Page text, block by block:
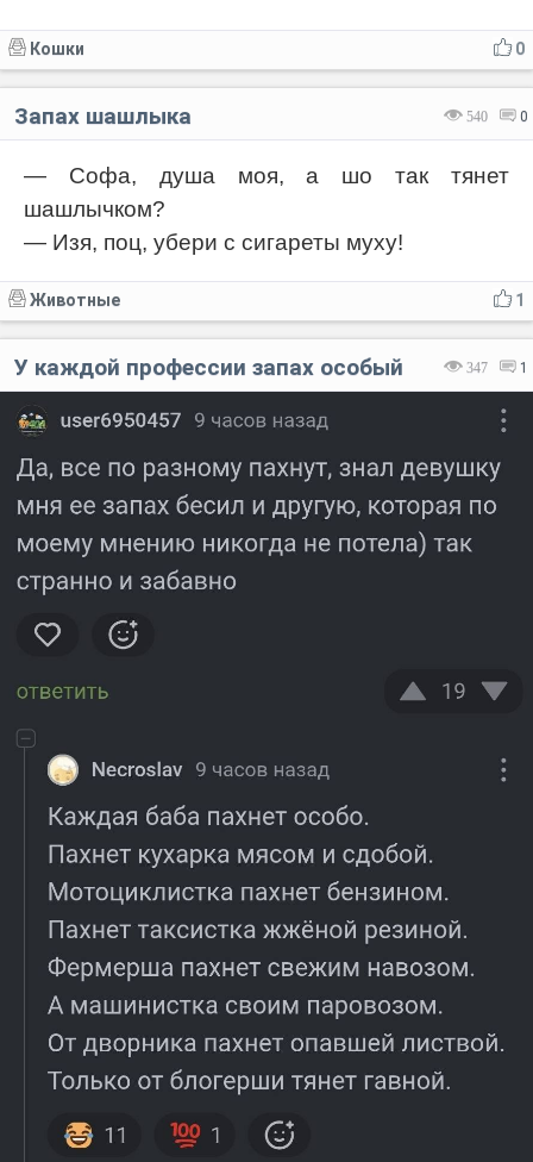
0
Кошки
540 0
Запах шашлыка
— Софа, душа моя, а шо так тянет
шашлычком?
— Изя, поц, убери с сигареты муху!
1
Животные
347 1
У каждой профессии запах особый